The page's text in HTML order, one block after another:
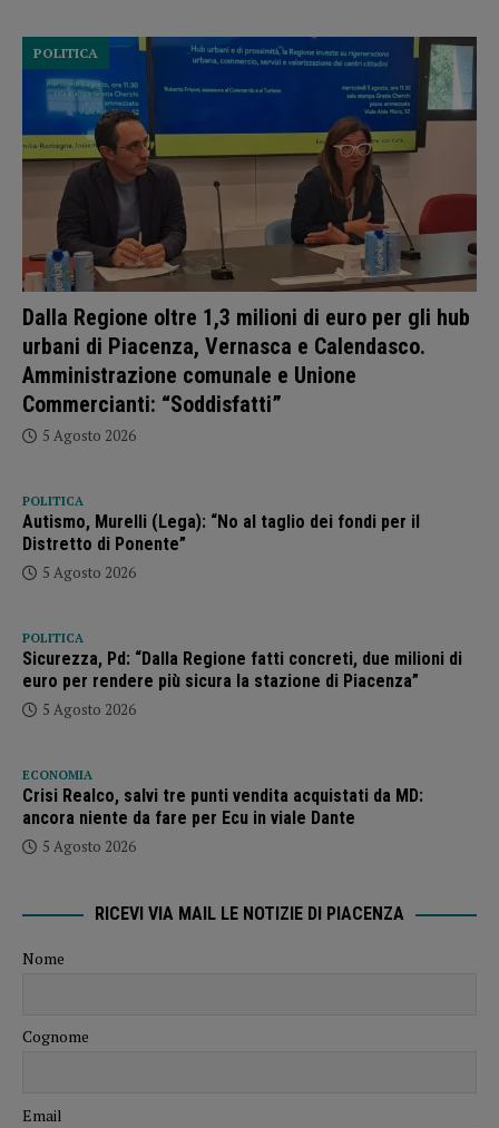
Dalla Regione oltre 1,3 milioni di euro per gli hub
urbani di Piacenza, Vernasca e Calendasco.
Amministrazione comunale e Unione
Commercianti: “Soddisfatti”
POLITICA
5 Agosto 2026
POLITICA
Autismo, Murelli (Lega): “No al taglio dei fondi per il
Distretto di Ponente”
5 Agosto 2026
POLITICA
Sicurezza, Pd: “Dalla Regione fatti concreti, due milioni di
euro per rendere più sicura la stazione di Piacenza”
5 Agosto 2026
ECONOMIA
Crisi Realco, salvi tre punti vendita acquistati da MD:
ancora niente da fare per Ecu in viale Dante
5 Agosto 2026
RICEVI VIA MAIL LE NOTIZIE DI PIACENZA
Nome
Cognome
Email